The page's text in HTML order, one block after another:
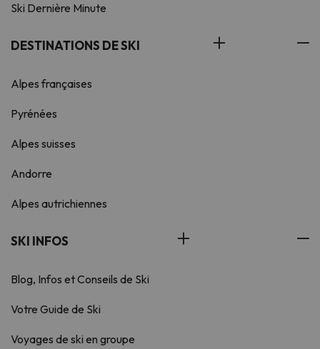
Ski Dernière Minute
DESTINATIONS DE SKI
Alpes françaises
Pyrénées
Alpes suisses
Andorre
Alpes autrichiennes
SKI INFOS
Blog, Infos et Conseils de Ski
Votre Guide de Ski
Voyages de ski en groupe